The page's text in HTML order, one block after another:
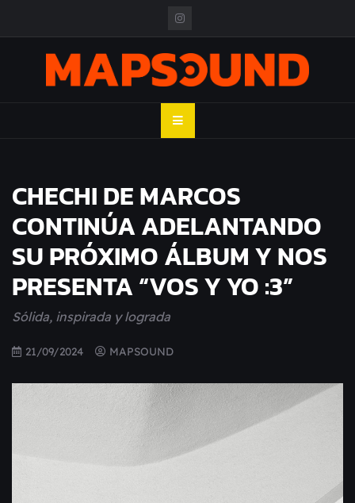
MAPSOUND
CHECHI DE MARCOS
CONTINÚA ADELANTANDO
SU PRÓXIMO ÁLBUM Y NOS
PRESENTA “VOS Y YO :3”
Sólida, inspirada y lograda
21/09/2024 MAPSOUND